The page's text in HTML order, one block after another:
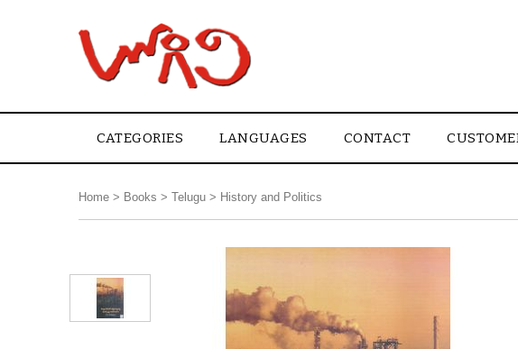
CATEGORIES LANGUAGES CONTACT
Home > Books > Telugu > History and Politics